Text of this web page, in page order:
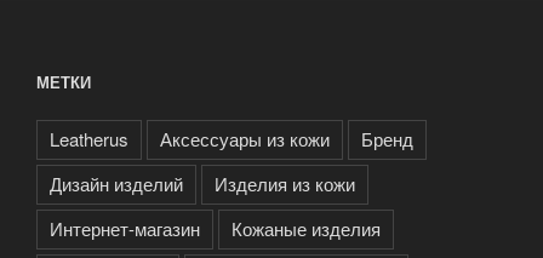
МЕТКИ
Leatherus Аксессуары из кожи
Бренд
Дизайн изделий
Изделия из кожи
Интернет-магазин
Кожаные изделия